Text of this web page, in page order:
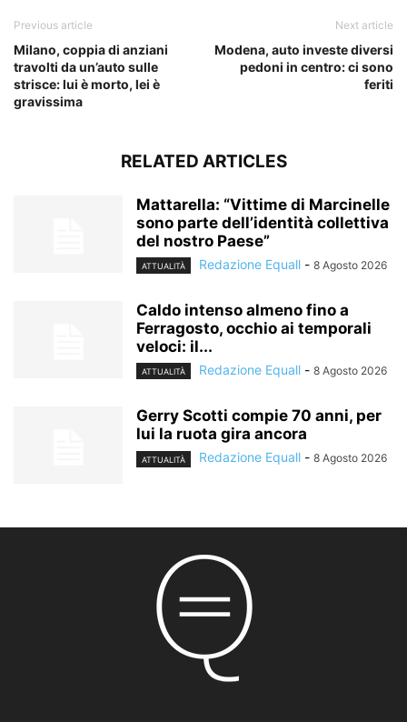
Previous article
Milano, coppia di anziani
travolti da un’auto sulle
strisce: lui è morto, lei è
gravissima
Next article
Modena, auto investe diversi
pedoni in centro: ci sono
feriti
RELATED ARTICLES
Mattarella: “Vittime di Marcinelle
sono parte dell’identità collettiva
del nostro Paese”
ATTUALITÀ Redazione Equall - 8 Agosto 2026
Caldo intenso almeno fino a
Ferragosto, occhio ai temporali
veloci: il...
ATTUALITÀ Redazione Equall - 8 Agosto 2026
Gerry Scotti compie 70 anni, per
lui la ruota gira ancora
ATTUALITÀ Redazione Equall - 8 Agosto 2026